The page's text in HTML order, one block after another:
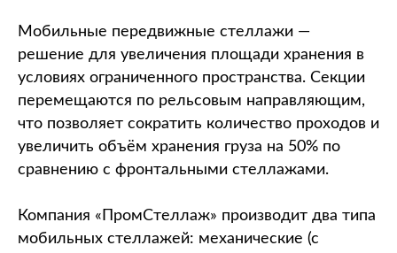
Мобильные передвижные стеллажи —
решение для увеличения площади хранения в
условиях ограниченного пространства. Секции
перемещаются по рельсовым направляющим,
что позволяет сократить количество проходов и
увеличить объём хранения груза на 50% по
сравнению с фронтальными стеллажами.
Компания «ПромСтеллаж» производит два типа
мобильных стеллажей: механические (с